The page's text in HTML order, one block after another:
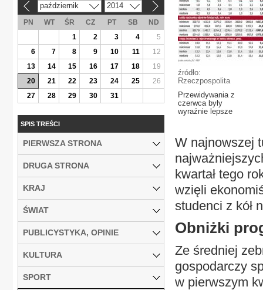
źródło:
Rzeczpospolita
Przewidywania z
czerwca były
wyraźnie lepsze
W najnowszej
kwartał tego
wzięli
studenci z kół
Obniżki
Ze średniej
gospodarczy
w pierwszym
październik 2014
PN WT ŚR CZ PT SB
ND
1
2 3 4
5
6
7 8 9 10 11
12
13
14 15 16 17 18
19
20
21 22 23 24 25
26
27
28 29 30 31
SPIS TREŚCI
PIERWSZA STRONA
DRUGA STRONA
KRAJ
ŚWIAT
PUBLICYSTYKA, OPINIE
KULTURA
SPORT